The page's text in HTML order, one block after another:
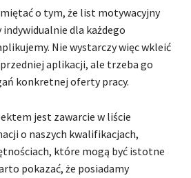
o tym, że list motywacyjny
dla każdego
Nie wystarczy więc wkleić
aplikacji, ale trzeba go
konkretnej oferty pracy.
jest zawarcie w liście
o naszych kwalifikacjach,
które mogą być istotne
pokazać, że posiadamy